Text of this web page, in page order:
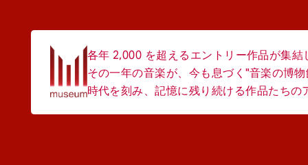
各年 2,000 を超えるエントリー作品が集結
その一年の音楽が、今も息づく"音楽の博
時代を刻み、記憶に残り続ける作品たち